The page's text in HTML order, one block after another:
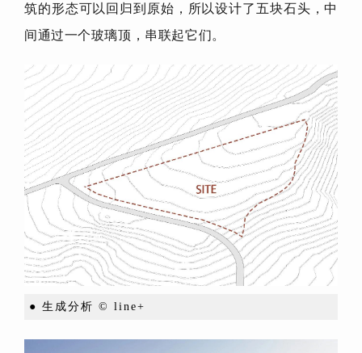
筑的形态可以回归到原始，所以设计了五块石头，中
间通过一个玻璃顶，串联起它们。
● 生成分析 © line+